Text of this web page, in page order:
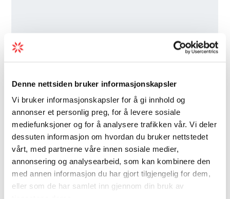
Denne nettsiden bruker informasjonskapsler
Vi bruker informasjonskapsler for å gi innhold og
annonser et personlig preg, for å levere sosiale
mediefunksjoner og for å analysere trafikken vår. Vi deler
dessuten informasjon om hvordan du bruker nettstedet
vårt, med partnerne våre innen sosiale medier,
annonsering og analysearbeid, som kan kombinere den
med annen informasjon du har gjort tilgjengelig for dem,
eller som de har samlet inn gjennom din bruk av